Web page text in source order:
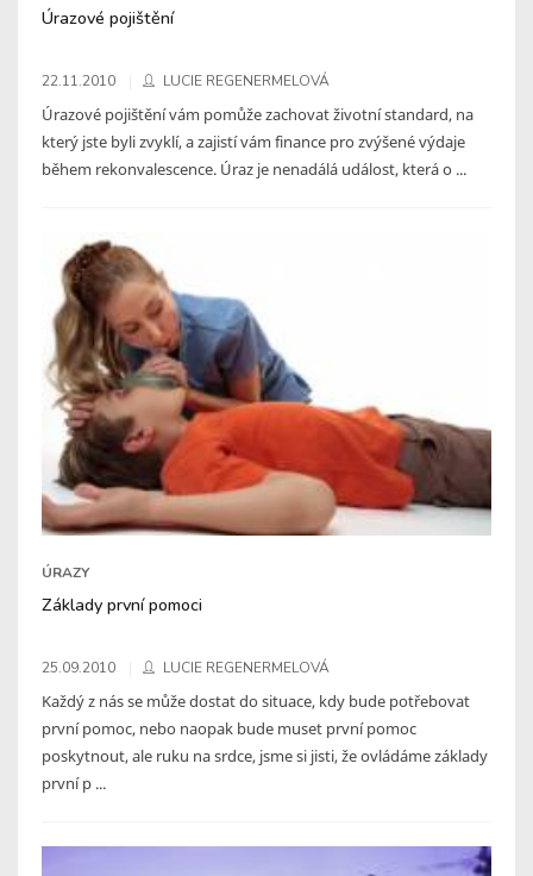
Úrazové pojištění
22.11.2010 LUCIE REGENERMELOVÁ
Úrazové pojištění vám pomůže zachovat životní standard, na
který jste byli zvyklí, a zajistí vám finance pro zvýšené výdaje
během rekonvalescence. Úraz je nenadálá událost, která o ...
ÚRAZY
Základy první pomoci
25.09.2010 LUCIE REGENERMELOVÁ
Každý z nás se může dostat do situace, kdy bude potřebovat
první pomoc, nebo naopak bude muset první pomoc
poskytnout, ale ruku na srdce, jsme si jisti, že ovládáme základy
první p ...